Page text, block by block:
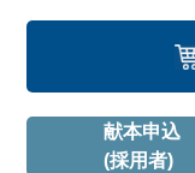
献本申込
(採用者)